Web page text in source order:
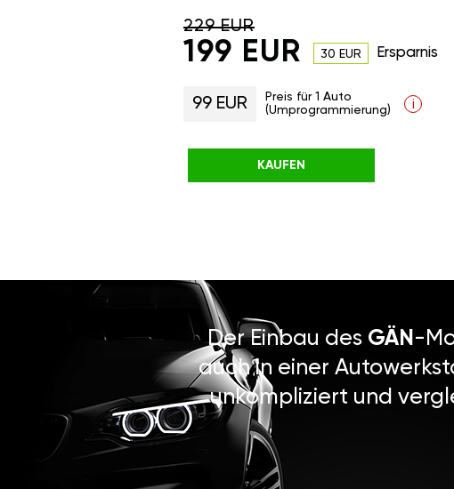
229 EUR
199 EUR 30 EUR Ersparnis
99 EUR
Preis für 1 Auto
(Umprogrammierung)
i
KAUFEN
Der Einbau des GÄN-
auch in einer
unkompliziert und